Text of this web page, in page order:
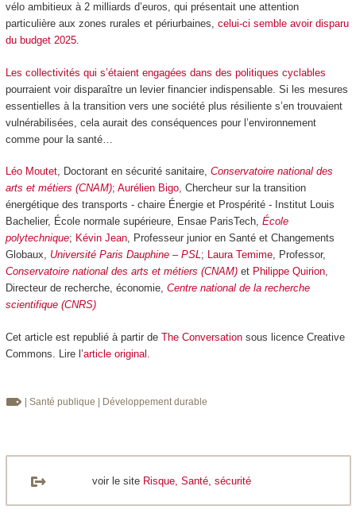
vélo ambitieux à 2 milliards d’euros, qui présentait une attention
particulière aux zones rurales et périurbaines, celui-ci semble avoir disparu
du budget 2025.
Les collectivités qui s’étaient engagées dans des politiques cyclables
pourraient voir disparaître un levier financier indispensable. Si les mesures
essentielles à la transition vers une société plus résiliente s’en trouvaient
vulnérabilisées, cela aurait des conséquences pour l’environnement
comme pour la santé…
Léo Moutet, Doctorant en sécurité sanitaire, Conservatoire national des
arts et métiers (CNAM); Aurélien Bigo, Chercheur sur la transition
énergétique des transports - chaire Énergie et Prospérité - Institut Louis
Bachelier, École normale supérieure, Ensae ParisTech, École
polytechnique; Kévin Jean, Professeur junior en Santé et Changements
Globaux, Université Paris Dauphine – PSL; Laura Temime, Professor,
Conservatoire national des arts et métiers (CNAM)et Philippe Quirion,
Directeur de recherche, économie, Centre national de la recherche
scientifique (CNRS)
Cet article est republié à partir de The Conversationsous licence Creative
Commons. Lire l’article original
| Santé publique | Développement durable
voir le site Risque, Santé, sécurité